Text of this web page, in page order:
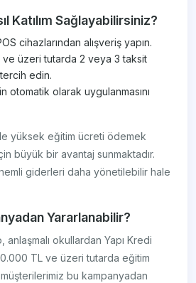
Katılım Sağlayabilirsiniz?
cihazlarından alışveriş yapın.
üzeri tutarda 2 veya 3 taksit
edin.
otomatik olarak uygulanmasını
yüksek eğitim ücreti ödemek
büyük bir avantaj sunmaktadır.
giderleri daha yönetilebilir hale
Yararlanabilir?
okullardan Yapı Kredi
TL ve üzeri tutarda eğitim
bu kampanyadan